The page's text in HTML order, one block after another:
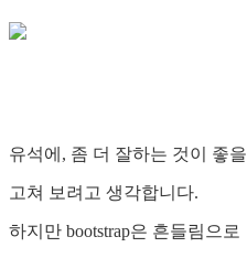
유석에, 좀 더 잘하는 것이 좋
고쳐 보려고 생각합니다.
하지만 bootstrap은 흔들림으